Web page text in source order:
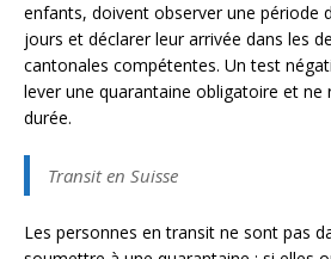
enfants, doivent observer une période
jours et déclarer leur arrivée dans les
cantonales compétentes. Un test
lever une quarantaine obligatoire et ne
durée.
Transit en Suisse
Les personnes en transit ne sont pas